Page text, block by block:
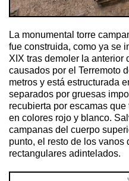
La monumental torre
fue construida, como ya se
XIX tras demoler la anterior
causados por el Terremoto
metros y está estructurada
separados por gruesas
recubierta por escamas
en colores rojo y blanco.
campanas del cuerpo
punto, el resto de los vanos
rectangulares adintelados.